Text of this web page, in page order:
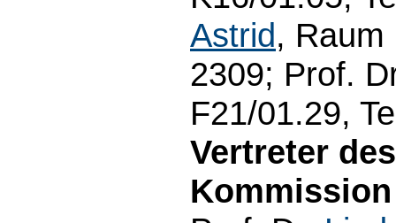
Astrid, Raum
2309; Prof.
F21/01.29,
Vertreter